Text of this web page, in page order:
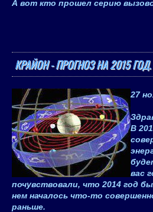
А вот кто прошел серию
КРАЙОН - ПРОГНОЗ НА 2015 ГОД.
27
В
вас
почувствовали, что 2014 год
нем началось что-то
раньше.